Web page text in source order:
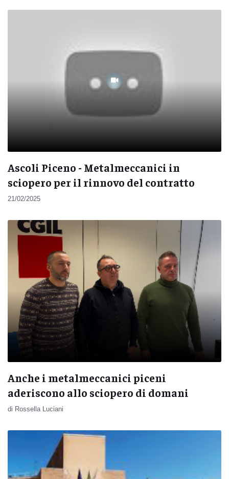
Ascoli Piceno - Metalmeccanici in
sciopero per il rinnovo del contratto
21/02/2025
Anche i metalmeccanici piceni
aderiscono allo sciopero di domani
di Rossella Luciani